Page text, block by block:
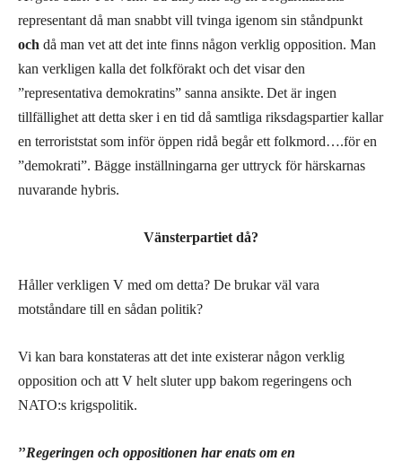
representant då man snabbt vill tvinga igenom sin ståndpunkt
och då man vet att det inte finns någon verklig opposition. Man
kan verkligen kalla det folkförakt och det visar den
”representativa demokratins” sanna ansikte. Det är ingen
tillfällighet att detta sker i en tid då samtliga riksdagspartier kallar
en terroriststat som inför öppen ridå begår ett folkmord….fören
”demokrati”. Bägge inställningarna ger uttryck för härskarnas
nuvarande hybris.
Vänsterpartiet då?
Håller verkligen V med om detta? De brukar väl vara
motståndare till en sådan politik?
Vi kan bara konstateras att det inte existerar någon verklig
opposition och att V helt sluter upp bakom regeringens och
NATO:s krigspolitik.
”Regeringen och oppositionen har enats om en